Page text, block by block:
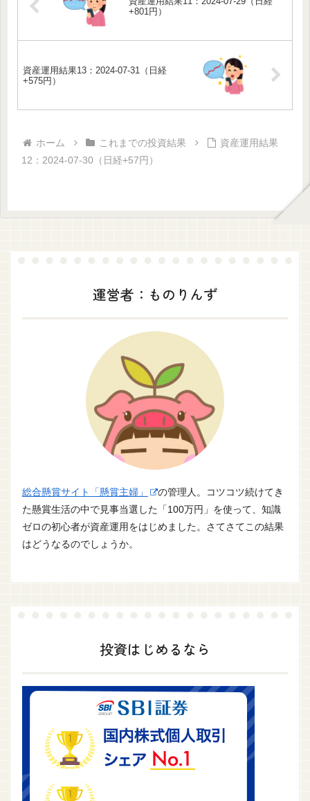
+801円）
資産運用結果13：2024-07-31（日経
+575円）
ホーム これまでの投資結果
資産運用結果
12：2024-07-30（日経+57円）
運営者：ものりんず
総合懸賞サイト「懸賞主婦」
の管理人。コツコツ続けてき
た懸賞生活の中で見事当選した「100万円」を使って、知識
ゼロの初心者が資産運用をはじめました。さてさてこの結果
はどうなるのでしょうか。
投資はじめるなら